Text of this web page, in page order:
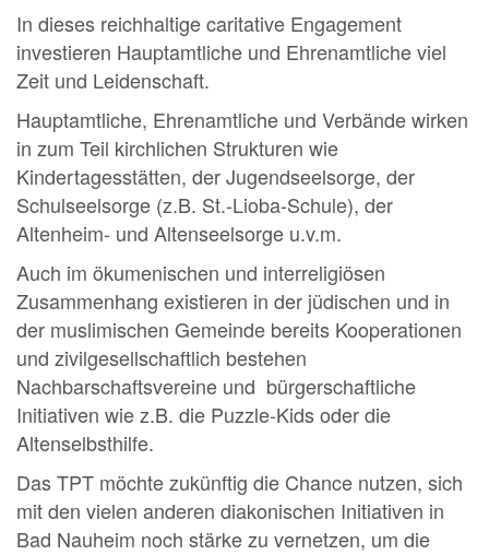
In dieses reichhaltige caritative Engagement
investieren Hauptamtliche und Ehrenamtliche viel
Zeit und Leidenschaft.
Hauptamtliche, Ehrenamtliche und Verbände wirken
in zum Teil kirchlichen Strukturen wie
Kindertagesstätten, der Jugendseelsorge, der
Schulseelsorge (z.B. St.-Lioba-Schule), der
Altenheim- und Altenseelsorge u.v.m.
Auch im ökumenischen und interreligiösen
Zusammenhang existieren in der jüdischen und in
der muslimischen Gemeinde bereits Kooperationen
und zivilgesellschaftlich bestehen
Nachbarschaftsvereine und bürgerschaftliche
Initiativen wie z.B. die Puzzle-Kids oder die
Altenselbsthilfe.
Das TPT möchte zukünftig die Chance nutzen, sich
mit den vielen anderen diakonischen Initiativen in
Bad Nauheim noch stärke zu vernetzen, um die